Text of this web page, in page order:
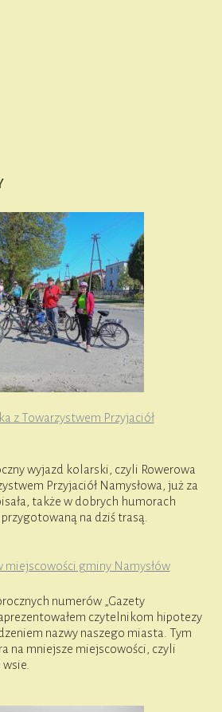
z Towarzystwem Przyjaciół
wyjazd kolarski, czyli Rowerowa
Przyjaciół Namysłowa, już za
także w dobrych humorach
na dziś trasą.
miejscowości gminy Namysłów
numerów „Gazety
czytelnikom hipotezy
nazwy naszego miasta. Tym
na mniejsze miejscowości, czyli
wsie.